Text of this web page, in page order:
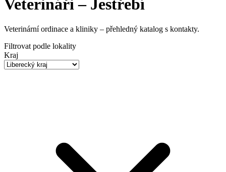
Veterináři – Jestřebí
Veterinární ordinace a kliniky – přehledný katalog s kontakty.
Filtrovat podle lokality
Kraj